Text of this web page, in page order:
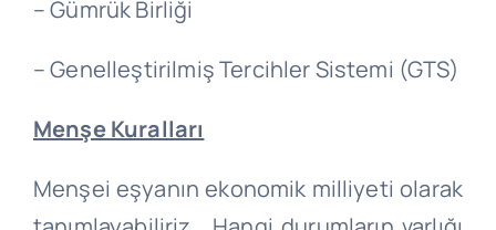
– Gümrük Birliği
– Genelleştirilmiş Tercihler Sistemi (GTS)
MenşeKuralları
Menşei eşyanın ekonomik milliyeti olarak